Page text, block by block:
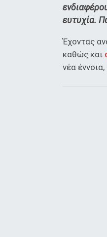
ευτυχία.
Έχοντας
καθώς και
νέα